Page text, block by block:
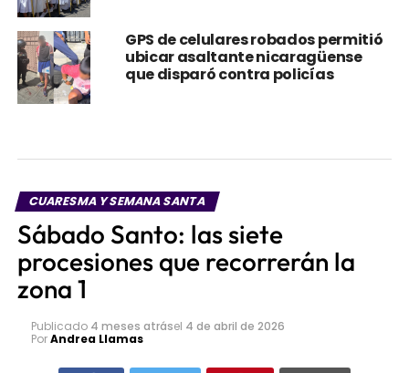
GPS de celulares robados permitió
ubicar asaltante nicaragüense
que disparó contra policías
CUARESMA Y SEMANA SANTA
Sábado Santo: las siete
procesiones que recorrerán la
zona 1
Publicado 4 meses atrásel 4 de abril de 2026
PorAndrea Llamas